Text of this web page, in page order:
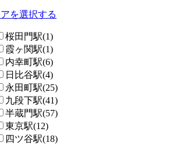
を選択する
桜田門駅(1)
霞ヶ関駅(1)
内幸町駅(6)
日比谷駅(4)
永田町駅(25)
九段下駅(41)
半蔵門駅(57)
東京駅(12)
四ツ谷駅(18)